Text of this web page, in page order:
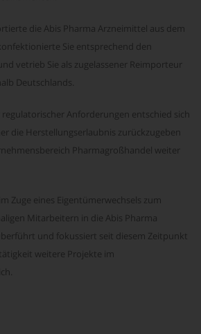
die Abis Pharma Arzneimittel aus dem
Sie entsprechend den
vetrieb Sie als zugelassener Reimporteur
Deutschlands.
Anforderungen entschied sich
die Herstellungserlaubnis zurückzugeben
Pharmagroßhandel weiter
Zuge eines Eigentümerwechsels zum
Mitarbeitern in die Abis Pharma
und fokussiert seit diesem Zeitpunkt
weitere Projekte im